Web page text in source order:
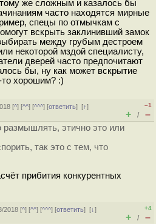
же сложным и казалось бы
часто находятся мирные
спецы по отмычкам с
вскрыть заклинивший замок
между грубым дестроем
некоторой мздой специалисту,
дверей часто предпочитают
бы, ну как может вскрытие
хорошим? :)
[^] [^^] [^^^] [ответить][↑]
–1
+ / –
этично это или
так это с тем, что
прибития конкурентных
2018 [^] [^^] [^^^] [ответить][↓]
+4
+ / –